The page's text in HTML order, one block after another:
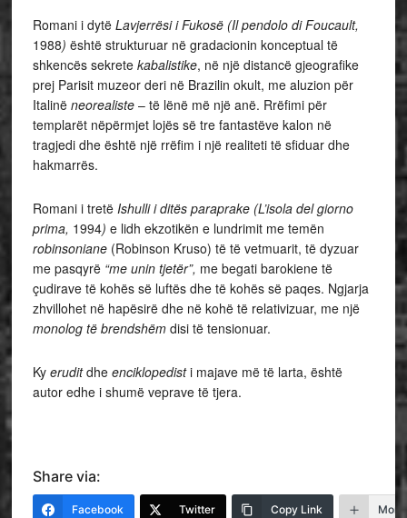
Romani i dytë Lavjerrësi i Fukosë (Il pendolo di Foucault,
1988) është strukturuar në gradacionin konceptual të
shkencës sekrete kabalistike, në një distancë gjeografike
prej Parisit muzeor deri në Brazilin okult, me aluzion për
Italinë neorealiste– të lënë më një anë. Rrëfimi për
templarët nëpërmjet lojës së tre fantastëve kalon në
tragjedi dhe është një rrëfim i një realiteti të sfiduar dhe
hakmarrës.
Romani i tretë Ishulli i ditës paraprake (L’isola del giorno
prima, 1994) e lidh ekzotikën e lundrimit me temën
robinsoniane(Robinson Kruso) të të vetmuarit, të dyzuar
me pasqyrë “me unin tjetër”, me begati barokiene të
çudirave të kohës së luftës dhe të kohës së paqes. Ngjarja
zhvillohet në hapësirë dhe në kohë të relativizuar, me një
monolog të brendshëm disi të tensionuar.
Ky eruditdhe enciklopedisti majave më të larta, është
autor edhe i shumë veprave të tjera.
Share via:
Facebook Twitter Copy Link More